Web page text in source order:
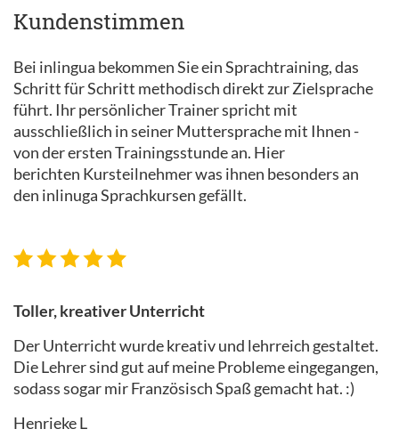
Kundenstimmen
Bei inlingua bekommen Sie ein Sprachtraining, das
Schritt für Schritt methodisch direkt zur Zielsprache
führt. Ihr persönlicher Trainer spricht mit
ausschließlich in seiner Muttersprache mit Ihnen -
von der ersten Trainingsstunde an. Hier
berichten Kursteilnehmer was ihnen besonders an
den inlinuga Sprachkursen gefällt.
Toller, kreativer Unterricht
Der Unterricht wurde kreativ und lehrreich gestaltet.
Die Lehrer sind gut auf meine Probleme eingegangen,
sodass sogar mir Französisch Spaß gemacht hat. :)
Henrieke L